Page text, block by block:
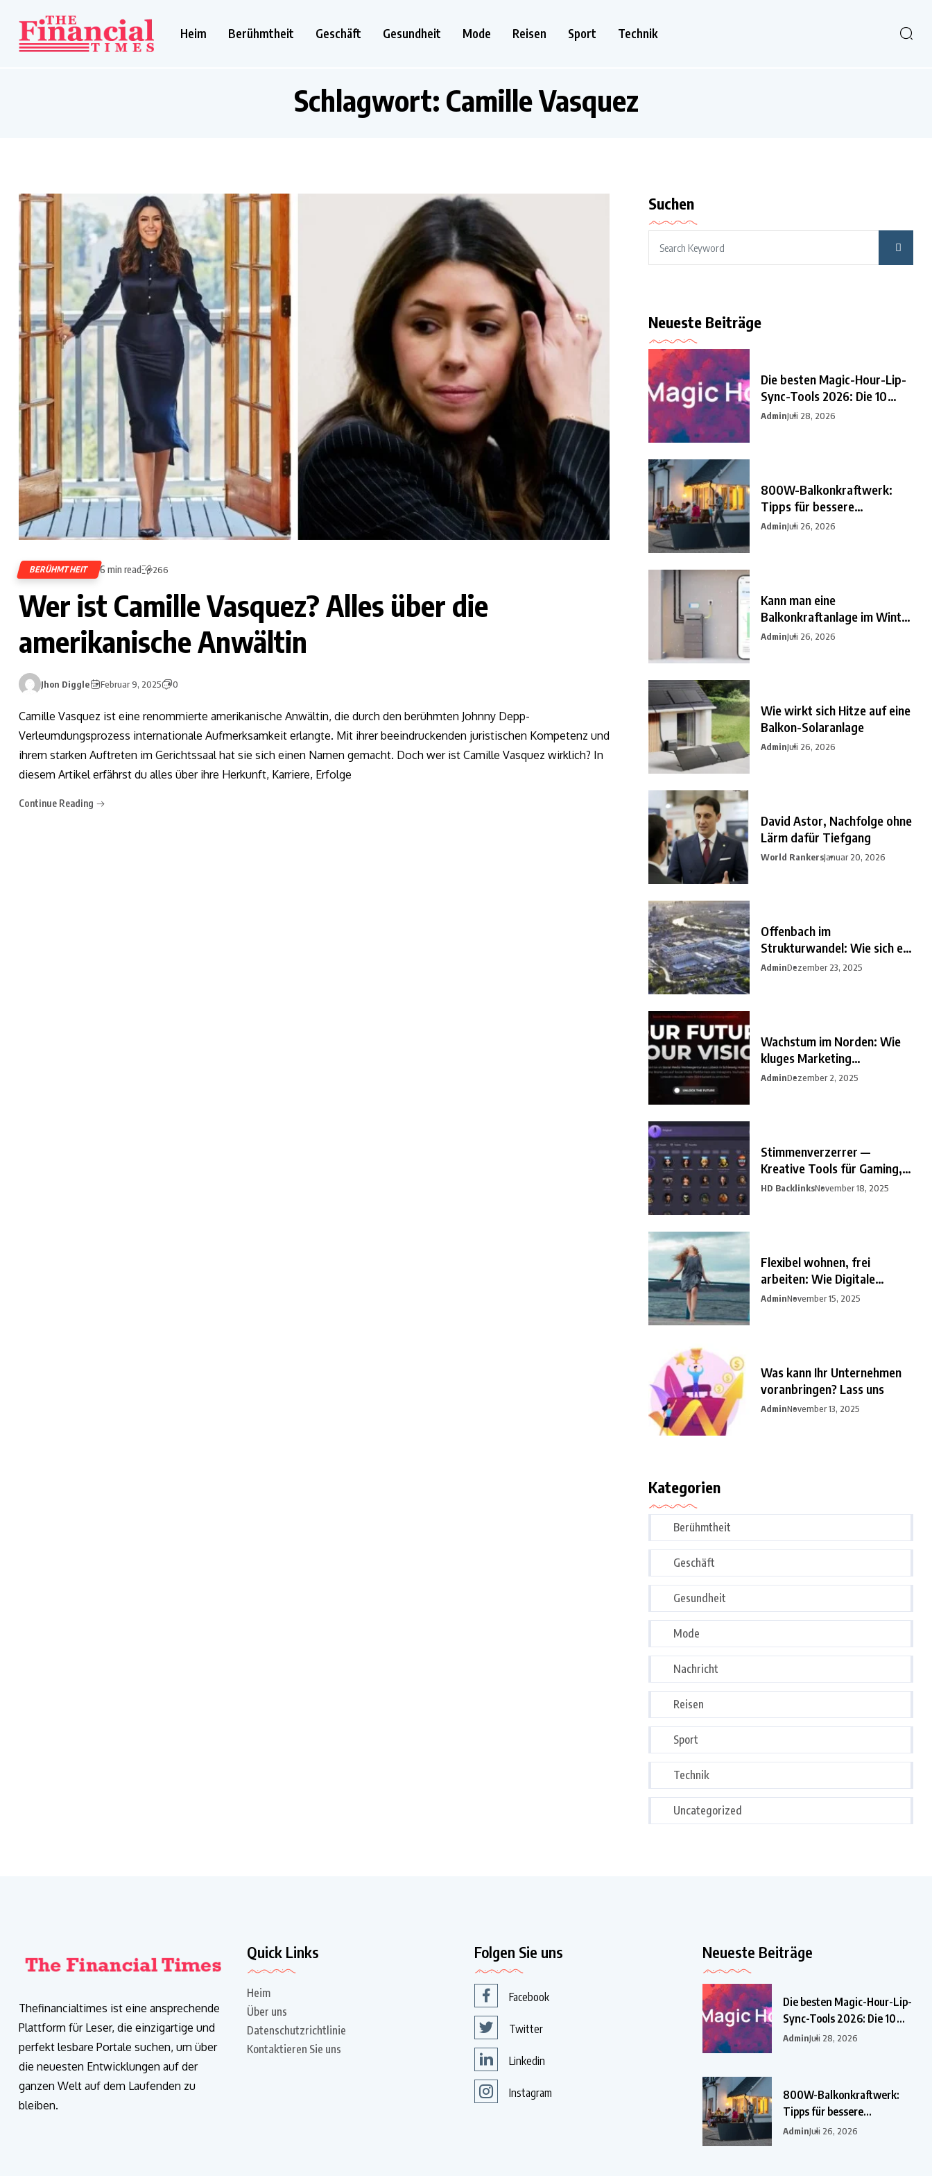
Heim Berühmtheit Geschäft Gesundheit Mode Reisen Sport Technik
Schlagwort: Camille Vasquez
BERÜHMTHEIT 6 min read 266
Wer ist Camille Vasquez? Alles über die
amerikanische Anwältin
Jhon Diggle Februar 9, 2025 0
Camille Vasquez ist eine renommierte amerikanische Anwältin, die durch den berühmten Johnny Depp-
Verleumdungsprozess internationale Aufmerksamkeit erlangte. Mit ihrer beeindruckenden juristischen Kompetenz und
ihrem starken Auftreten im Gerichtssaal hat sie sich einen Namen gemacht. Doch wer ist Camille Vasquez wirklich? In
diesem Artikel erfährst du alles über ihre Herkunft, Karriere, Erfolge
Continue Reading
Suchen
Neueste Beiträge
Die besten Magic-Hour-Lip-
Sync-Tools 2026: Die 10
besten
AdminJuli 28, 2026
800W-Balkonkraftwerk:
Tipps für bessere
Einsparungen
AdminJuli 26, 2026
Kann man eine
Balkonkraftanlage im Winter
nutzen?
AdminJuli 26, 2026
Wie wirkt sich Hitze auf eine
Balkon-Solaranlage
AdminJuli 26, 2026
David Astor, Nachfolge ohne
Lärm dafür Tiefgang
World RankersJanuar 20, 2026
Offenbach im
Strukturwandel: Wie sich ein
unterschätzter
AdminDezember 23, 2025
Wachstum im Norden: Wie
kluges Marketing
Unternehmen
AdminDezember 2, 2025
Stimmenverzerrer —
Kreative Tools für Gaming,
Streaming
HD BacklinksNovember 18, 2025
Flexibel wohnen, frei
arbeiten: Wie Digitale
Nomaden
AdminNovember 15, 2025
Was kann Ihr Unternehmen
voranbringen? Lass uns
AdminNovember 13, 2025
Kategorien
Berühmtheit
Geschäft
Gesundheit
Mode
Nachricht
Reisen
Sport
Technik
Uncategorized
Thefinancialtimes ist eine ansprechende
Plattform für Leser, die einzigartige und
perfekt lesbare Portale suchen, um über
die neuesten Entwicklungen auf der
ganzen Welt auf dem Laufenden zu
bleiben.
Quick Links
Heim
Über uns
Datenschutzrichtlinie
Kontaktieren Sie uns
Folgen Sie uns
Facebook
Twitter
Linkedin
Instagram
Neueste Beiträge
Die besten Magic-Hour-Lip-
Sync-Tools 2026: Die 10
besten
AdminJuli 28, 2026
800W-Balkonkraftwerk:
Tipps für bessere
Einsparungen
AdminJuli 26, 2026